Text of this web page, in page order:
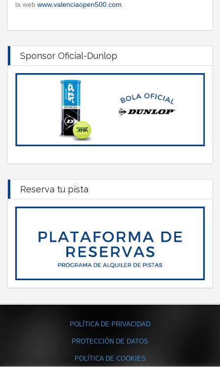
la web www.valenciaopen500.com
Sponsor Oficial-Dunlop
Reserva tu pista
POLÍTICA DE PRIVACIDAD
PROTECCIÓN DE DATOS
POLÍTICA DE COOKIES